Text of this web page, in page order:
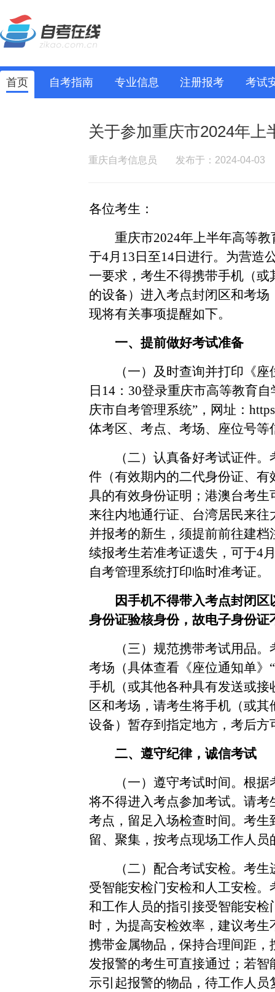
首页 自考指南 专业信息 注册报考 考试
关于参加重庆市2024年
重庆自考信息员 发布于：2024-04-03
各位考生：
重庆市2024年上半年高等
于4月13日至14日进行。为营造
一要求，考生不得携带手机（
的设备）进入考点封闭区和考
现将有关事项提醒如下。
一、提前做好考试准备
（一）及时查询并打印《
日14：30登录重庆市高等教育
庆市自考管理系统”，网址：
体考区、考点、考场、座位号
（二）认真备好考试证件
件（有效期内的二代身份证、
具的有效身份证明；港澳台考
来往内地通行证、台湾居民来
并报考的新生，须提前前往建
续报考生若准考证遗失，可于4
自考管理系统打印临时准考证。
因手机不得带入考点封闭
身份证验核身份，故电子身份
（三）规范携带考试用品
考场（具体查看《座位通知单》
手机（或其他各种具有发送或
区和考场，请考生将手机（或
设备）暂存到指定地方，考后方
二、遵守纪律，诚信考试
（一）遵守考试时间。根
将不得进入考点参加考试。请
考点，留足入场检查时间。考
留、聚集，按考点现场工作人
（二）配合考试安检。考
受智能安检门安检和人工安检
和工作人员的指引接受智能安
时，为提高安检效率，建议考
携带金属物品，保持合理间距
发报警的考生可直接通过；若
示引起报警的物品，待工作人